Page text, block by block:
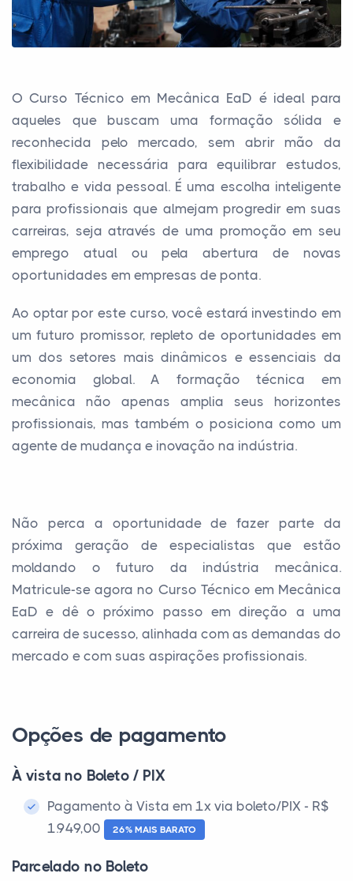
O Curso Técnico em Mecânica EaD é ideal para
aqueles que buscam uma formação sólida e
reconhecida pelo mercado, sem abrir mão da
flexibilidade necessária para equilibrar estudos,
trabalho e vida pessoal. É uma escolha inteligente
para profissionais que almejam progredir em suas
carreiras, seja através de uma promoção em seu
emprego atual ou pela abertura de novas
oportunidades em empresas de ponta.
Ao optar por este curso, você estará investindo em
um futuro promissor, repleto de oportunidades em
um dos setores mais dinâmicos e essenciais da
economia global. A formação técnica em
mecânica não apenas amplia seus horizontes
profissionais, mas também o posiciona como um
agente de mudança e inovação na indústria.
Não perca a oportunidade de fazer parte da
próxima geração de especialistas que estão
moldando o futuro da indústria mecânica.
Matricule-se agora no Curso Técnico em Mecânica
EaD e dê o próximo passo em direção a uma
carreira de sucesso, alinhada com as demandas do
mercado e com suas aspirações profissionais.
Opções de pagamento
À vista no Boleto / PIX
Pagamento à Vista em 1x via boleto/PIX - R$
1.949,00
26% MAIS BARATO
Parcelado no Boleto